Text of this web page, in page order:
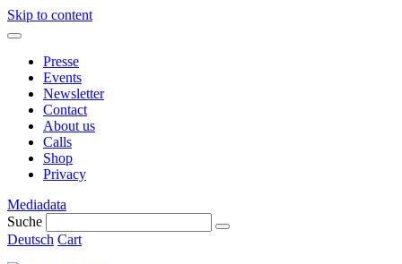
Skip to content
Presse
Events
Newsletter
Contact
About us
Calls
Shop
Privacy
Mediadata
Suche
Deutsch Cart